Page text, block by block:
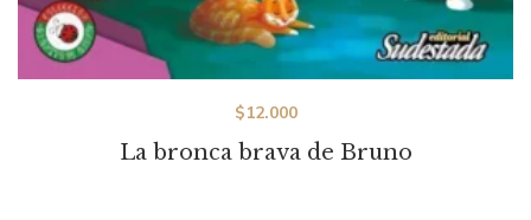
La bronca brava de Bruno
$12.000